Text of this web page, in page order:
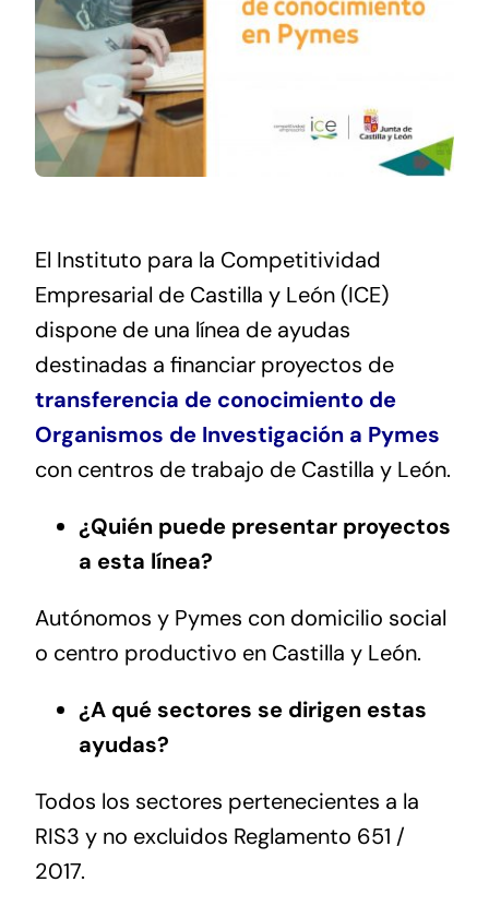
El Instituto para la Competitividad
Empresarial de Castilla y León (ICE)
dispone de una línea de ayudas
destinadas a financiar proyectos de
transferencia de conocimiento de
Organismos de Investigación a Pymes
con centros de trabajo de Castilla y León.
¿Quién puede presentar proyectos
a esta línea?
Autónomos y Pymes con domicilio social
o centro productivo en Castilla y León.
¿A qué sectores se dirigen estas
ayudas?
Todos los sectores pertenecientes a la
RIS3 y no excluidos Reglamento 651 /
2017.